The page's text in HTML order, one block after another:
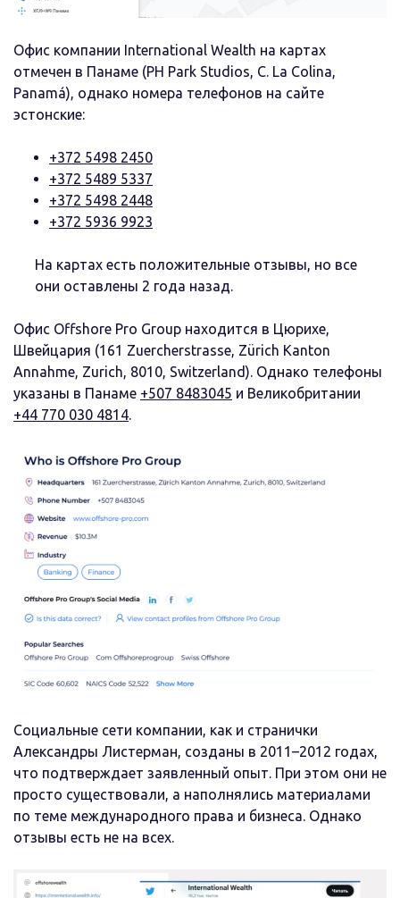
Офис компании International Wealth на картах
отмечен в Панаме (PH Park Studios, C. La Colina,
Panamá), однако номера телефонов на сайте
эстонские:
+372 5498 2450
+372 5489 5337
+372 5498 2448
+372 5936 9923
На картах есть положительные отзывы, но все
они оставлены 2 года назад.
Офис Offshore Pro Group находится в Цюрихе,
Швейцария (161 Zuercherstrasse, Zürich Kanton
Annahme, Zurich, 8010, Switzerland). Однако телефоны
указаны в Панаме +507 8483045 и Великобритании
+44 770 030 4814.
Социальные сети компании, как и странички
Александры Листерман, созданы в 2011–2012 годах,
что подтверждает заявленный опыт. При этом они не
просто существовали, а наполнялись материалами
по теме международного права и бизнеса. Однако
отзывы есть не на всех.